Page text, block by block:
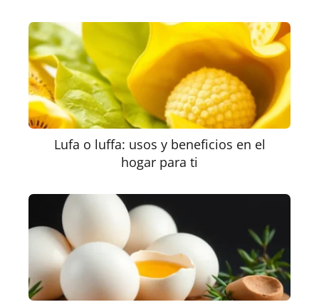
Lufa o luffa: usos y beneficios en el
hogar para ti